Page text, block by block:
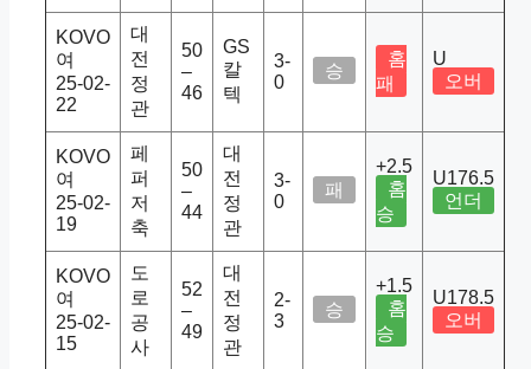
KOVO
여
25-02-
22
대
전
정
관
50
–
46
GS
칼
텍
3-
0
승
홈
패
U
오버
KOVO
여
25-02-
19
페
퍼
저
축
50
–
44
대
전
정
관
3-
0
패
+2.5
홈
승
U176.5
언더
KOVO
여
25-02-
15
도
로
공
사
52
–
49
대
전
정
관
2-
3
승
+1.5
홈
승
U178.5
오버